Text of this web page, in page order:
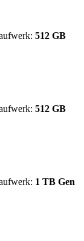
512 GB
512 GB
1 TB Gen